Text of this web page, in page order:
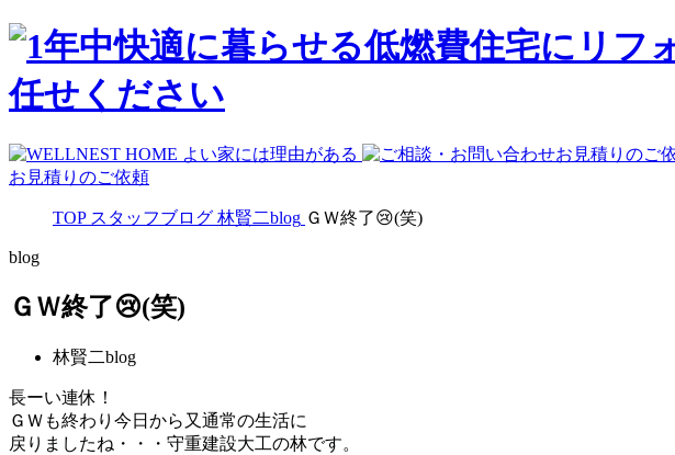
お見積りのご依頼
TOP スタッフブログ 林賢二blog ＧＷ終了😢(笑)
blog
ＧＷ終了😢(笑)
林賢二blog
長ーい連休！
ＧＷも終わり今日から又通常の生活に
戻りましたね・・・守重建設大工の林です。